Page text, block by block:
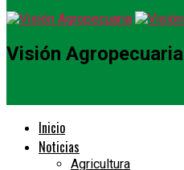
Visión Agropecuaria
Inicio
Noticias
Agricultura